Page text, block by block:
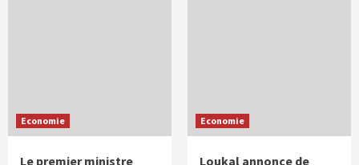
Economie
Le premier ministre
Economie
Loukal annonce de